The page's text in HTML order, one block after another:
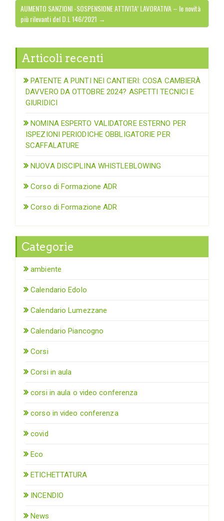
AUMENTO SANZIONI -SOSPENSIONE ATTIVITA’ LAVORATIVA – le novità
più rilevanti del D.L 146/2021 →
Articoli recenti
PATENTE A PUNTI NEI CANTIERI: COSA CAMBIERÀ
DAVVERO DA OTTOBRE 2024? ASPETTI TECNICI E
GIURIDICI
NOMINA ESPERTO VALIDATORE ESTERNO PER
ISPEZIONI PERIODICHE OBBLIGATORIE PER
SCAFFALATURE
NUOVA DISCIPLINA WHISTLEBLOWING
Corso di Formazione ADR
Corso di Formazione ADR
Categorie
ambiente
Calendario Edolo
Calendario Lumezzane
Calendario Piancogno
Corsi
Corsi in aula
corsi in aula o video conferenza
corso in video conferenza
covid
Eco
ETICHETTATURA
INCENDIO
News